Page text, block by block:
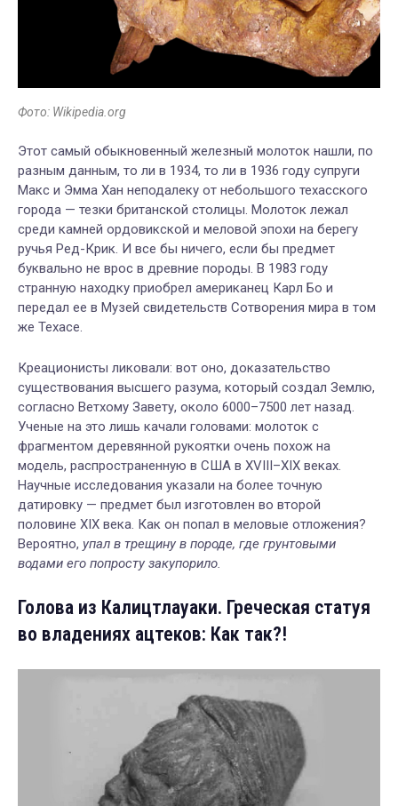
Фото: Wikipedia.org
Этот самый обыкновенный железный молоток нашли, по
разным данным, то ли в 1934, то ли в 1936 году супруги
Макс и Эмма Хан неподалеку от небольшого техасского
города — тезки британской столицы. Молоток лежал
среди камней ордовикской и меловой эпохи на берегу
ручья Ред-Крик. И все бы ничего, если бы предмет
буквально не врос в древние породы. В 1983 году
странную находку приобрел американец Карл Бо и
передал ее в Музей свидетельств Сотворения мира в том
же Техасе.
Креационисты ликовали: вот оно, доказательство
существования высшего разума, который создал Землю,
согласно Ветхому Завету, около 6000–7500 лет назад.
Ученые на это лишь качали головами: молоток с
фрагментом деревянной рукоятки очень похож на
модель, распространенную в США в XVIII–XIX веках.
Научные исследования указали на более точную
датировку — предмет был изготовлен во второй
половине XIX века. Как он попал в меловые отложения?
Вероятно, упал в трещину в породе, где грунтовыми
водами его попросту закупорило.
Голова из Калицтлауаки. Греческая статуя
во владениях ацтеков: Как так?!